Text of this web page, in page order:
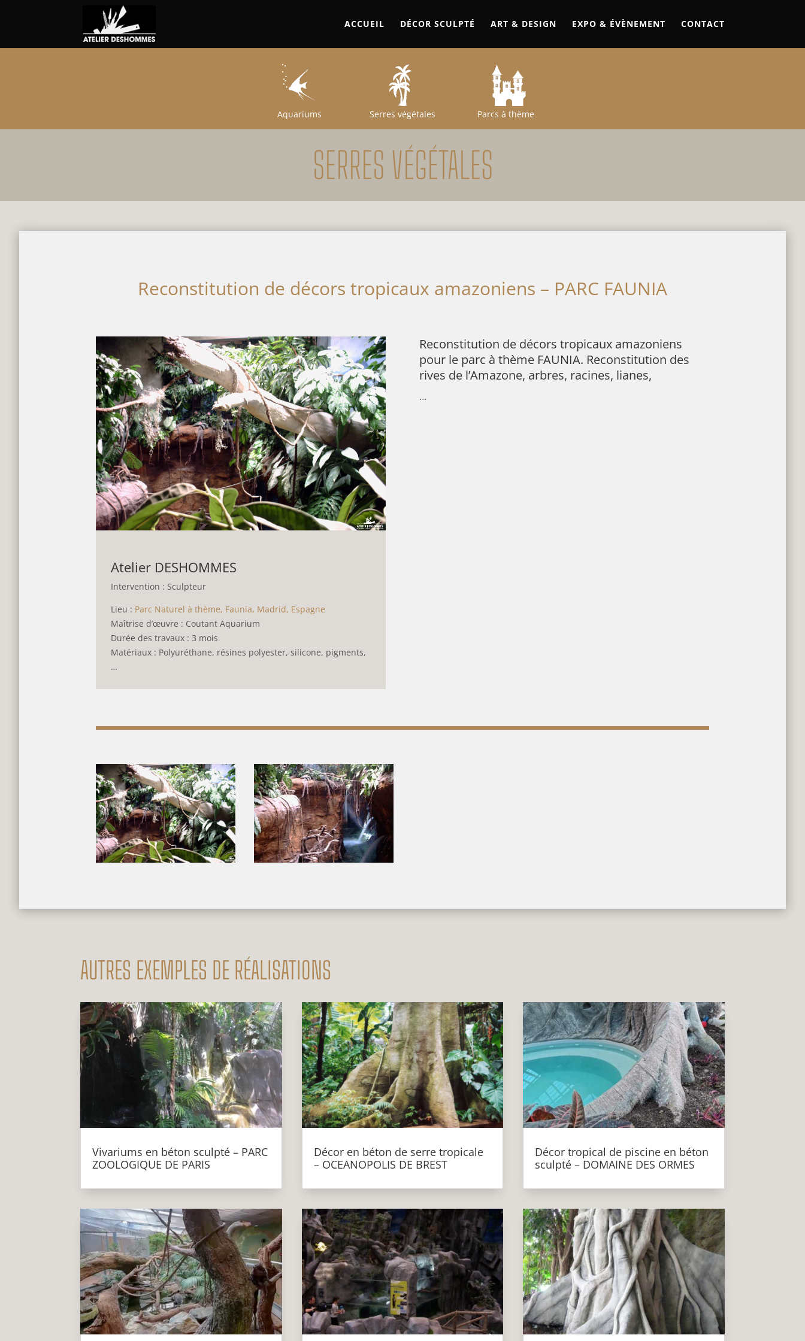
ACCUEIL DÉCOR SCULPTÉ ART & DESIGN EXPO & ÉVÈNEMENT CONTACT
Aquariums Serres végétales Parcs à thème
SERRES VÉGÉTALES
Reconstitution de décors tropicaux amazoniens – PARC FAUNIA
Atelier DESHOMMES
Intervention : Sculpteur
Lieu : Parc Naturel à thème, Faunia, Madrid, Espagne
Maîtrise d’œuvre : Coutant Aquarium
Durée des travaux : 3 mois
Matériaux : Polyuréthane, résines polyester, silicone, pigments,
…
Reconstitution de décors tropicaux amazoniens
pour le parc à thème FAUNIA. Reconstitution des
rives de l’Amazone, arbres, racines, lianes,
…
AUTRES EXEMPLES DE RÉALISATIONS
Vivariums en béton sculpté – PARC
ZOOLOGIQUE DE PARIS
Décor en béton de serre tropicale
– OCEANOPOLIS DE BREST
Décor tropical de piscine en béton
sculpté – DOMAINE DES ORMES